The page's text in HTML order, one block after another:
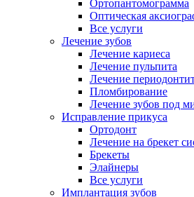
Ортопантомограмма
Оптическая
Все услуги
Лечение зубов
Лечение кариеса
Лечение пульпита
Лечение
Пломбирование
Лечение зубов под
Исправление прикуса
Ортодонт
Лечение на брекет
Брекеты
Элайнеры
Все услуги
Имплантация зубов